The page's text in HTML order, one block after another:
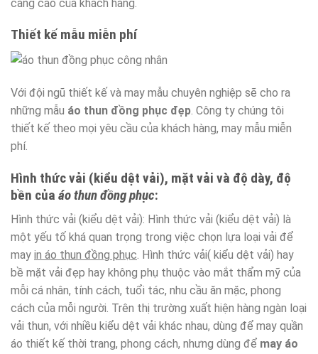
càng cao của khách hàng.
Thiết kế mẫu miễn phí
Với đội ngũ thiết kế và may mẫu chuyên nghiệp sẽ cho ra
những mẫu áo thun đồng phục đẹp. Công ty chúng tôi
thiết kế theo mọi yêu cầu của khách hàng, may mẫu miễn
phí.
Hình thức vải (kiểu dệt vải), mặt vải và độ dày, độ
bền của áo thun đồng phục:
Hình thức vải (kiểu dệt vải): Hình thức vải (kiểu dệt vải) là
một yếu tố khá quan trọng trong việc chọn lựa loại vải để
may in áo thun đồng phục. Hình thức vải( kiểu dệt vải) hay
bề mặt vải đẹp hay không phụ thuộc vào mắt thẩm mỹ của
mỗi cá nhân, tính cách, tuổi tác, nhu cầu ăn mặc, phong
cách của mỗi người. Trên thị trường xuất hiện hàng ngàn loại
vải thun, với nhiều kiểu dệt vải khác nhau, dùng để may quần
áo thiết kế thời trang, phong cách, nhưng dùng để may áo